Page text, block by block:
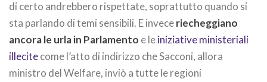
di certo andrebbero rispettate, soprattutto quando si
sta parlando di temi sensibili. E inveceriecheggiano
ancora le urla in Parlamento e leiniziative ministeriali
illecitecome l’atto di indirizzo che Sacconi, allora
ministro del Welfare, inviò a tutte le regioni